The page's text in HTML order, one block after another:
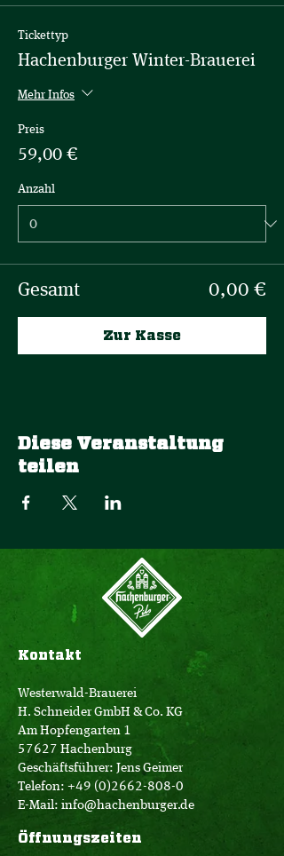
Tickettyp
Hachenburger Winter-Brauerei
Mehr Infos
Preis
59,00 €
Anzahl
Gesamt 0,00 €
Zur Kasse
Diese Veranstaltung
teilen
Kontakt
Westerwald-Brauerei
H. Schneider GmbH & Co. KG
Am Hopfengarten 1
57627 Hachenburg
Geschäftsführer: Jens Geimer
Telefon: +49 (0)2662-808-0
E-Mail: info@hachenburger.de
Öffnungszeiten